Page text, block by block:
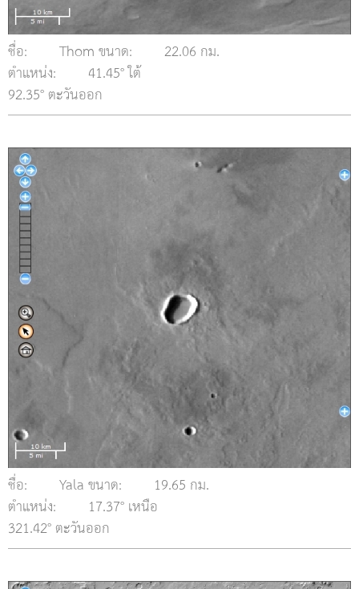
ชื่อ: Thom ขนาด: 22.06 กม.
ตำแหน่ง: 41.45° ใต้
92.35° ตะวันออก
ชื่อ: Yala ขนาด: 19.65 กม.
ตำแหน่ง: 17.37° เหนือ
321.42° ตะวันออก